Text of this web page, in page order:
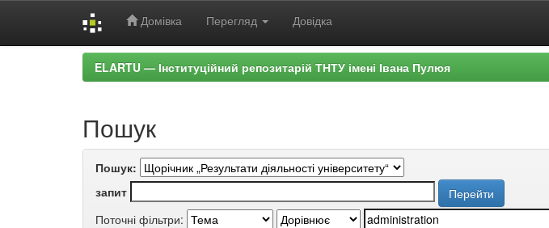
Домівка Перегляд Довідка
ELARTU — Інституційний репозитарій ТНТУ імені Івана Пулюя
Пошук
Пошук:
запит
Поточні фільтри: